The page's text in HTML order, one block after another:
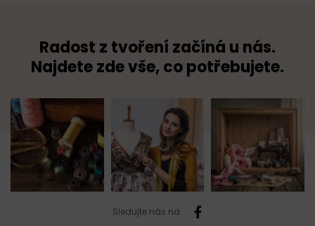
Radost z tvoření začíná u nás.
Najdete zde vše, co potřebujete.
Sledujte nás na